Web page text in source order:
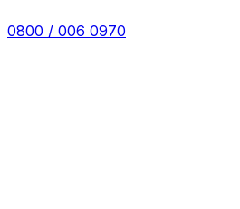
0800 / 006 0970